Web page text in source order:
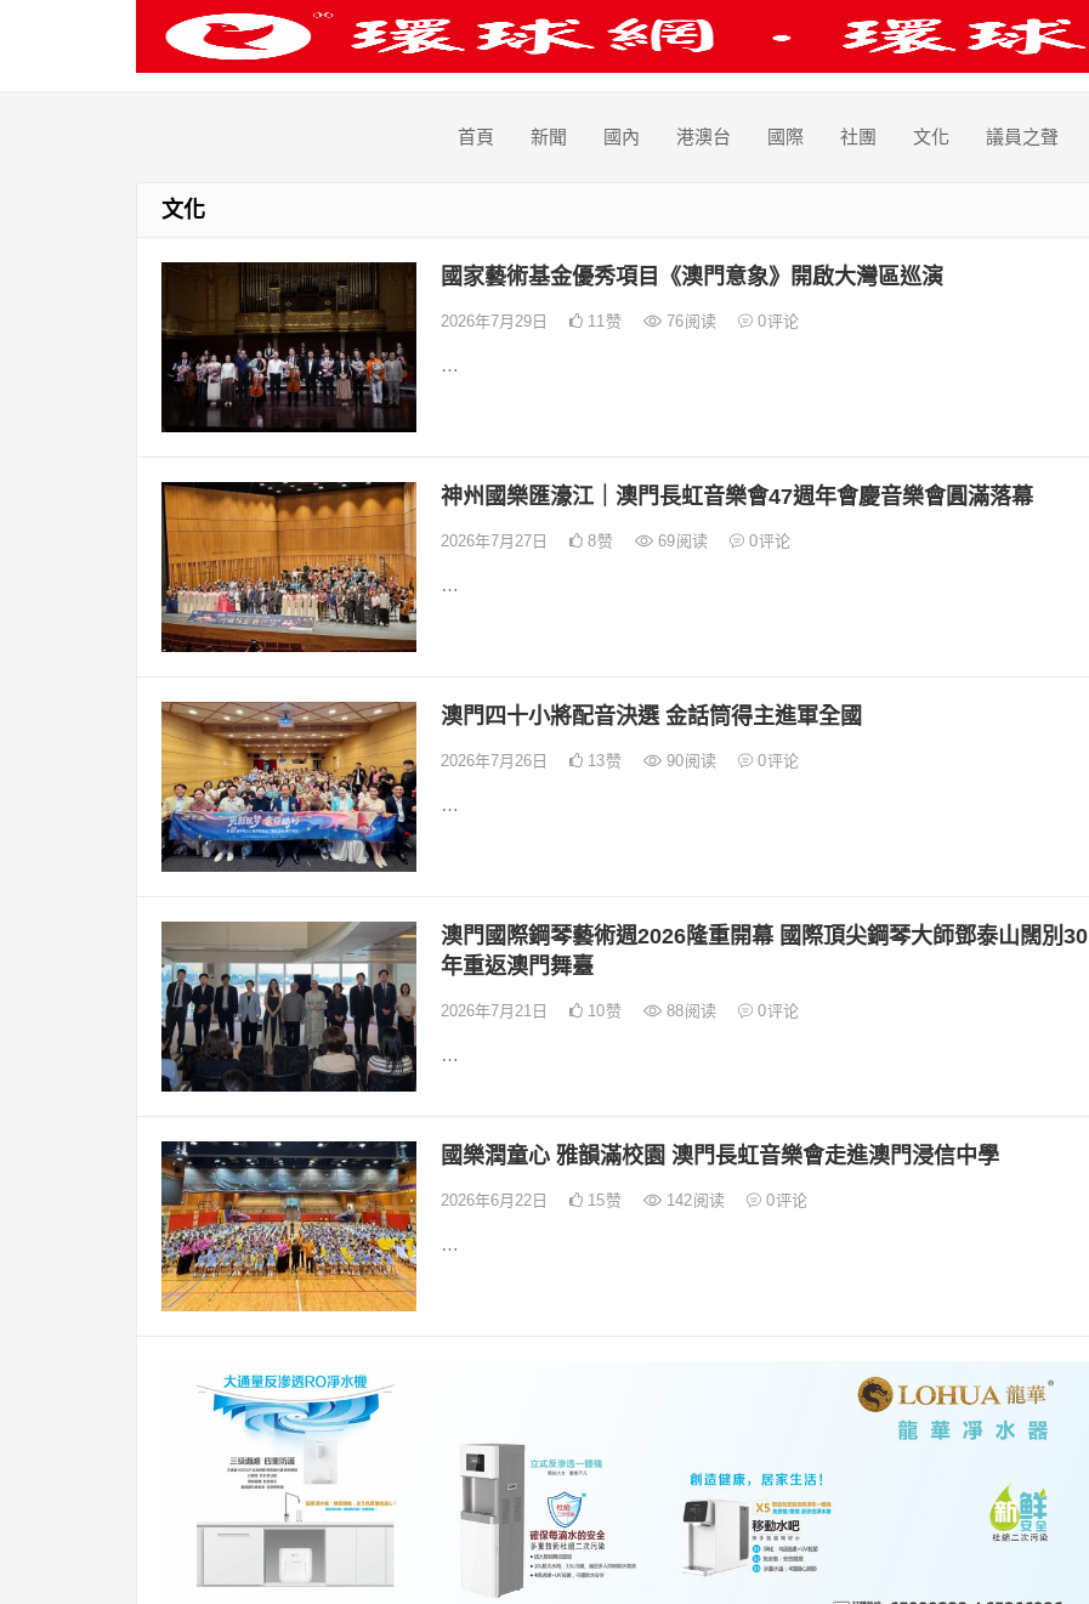
首頁 新聞 國內 港澳台 國際 社團 文化 議員之聲
文化
國家藝術基金優秀項目《澳門意象》開啟大灣區巡演
2026年7月29日 11赞 76阅读 0评论
…
神州國樂匯濠江｜澳門長虹音樂會47週年會慶音樂會圓滿落幕
2026年7月27日 8赞 69阅读 0评论
…
澳門四十小將配音決選 金話筒得主進軍全國
2026年7月26日 13赞 90阅读 0评论
…
澳門國際鋼琴藝術週2026隆重開幕 國際頂尖鋼琴大師鄧泰山闊別30
年重返澳門舞臺
2026年7月21日 10赞 88阅读 0评论
…
國樂潤童心 雅韻滿校園 澳門長虹音樂會走進澳門浸信中學
2026年6月22日 15赞 142阅读 0评论
…